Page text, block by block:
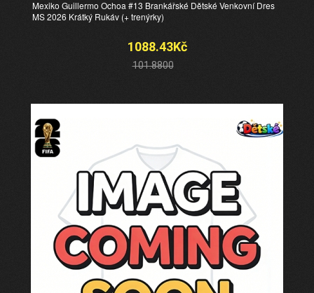
Mexiko Guillermo Ochoa #13 Brankářské Dětské Venkovní Dres
MS 2026 Krátký Rukáv (+ trenýrky)
1088.43Kč
101.8800